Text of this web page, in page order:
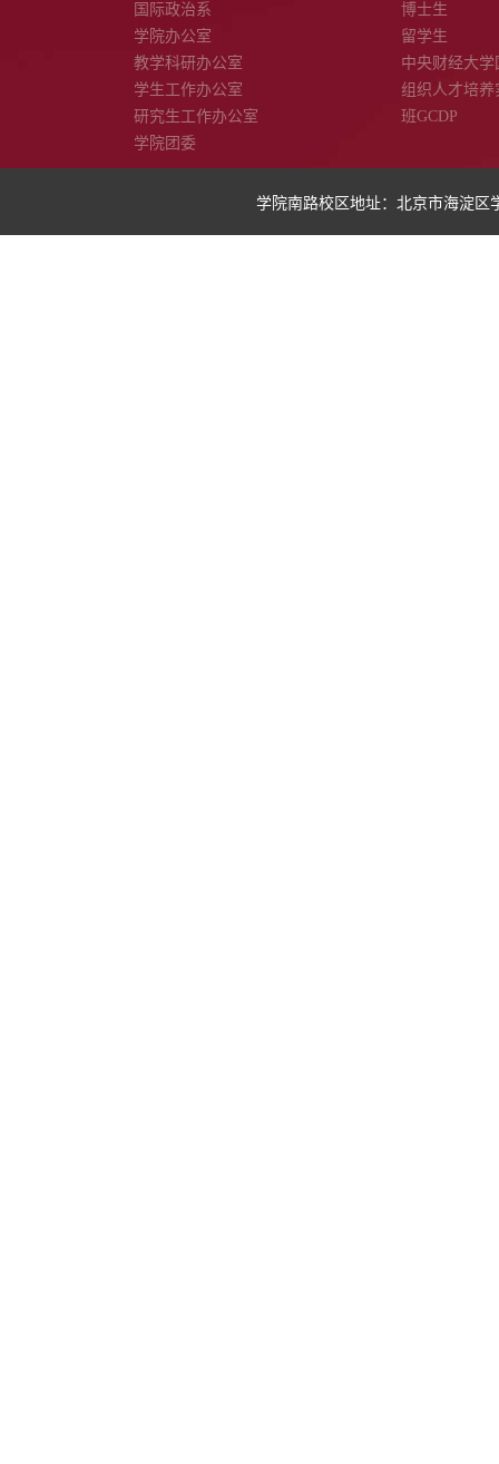
国际政治系
学院办公室
教学科研办公室
学生工作办公室
研究生工作办公室
学院团委
博士生
留学生
中央财经大学
组织人才培养
班GCDP
学院南路校区地址：北京市海淀区